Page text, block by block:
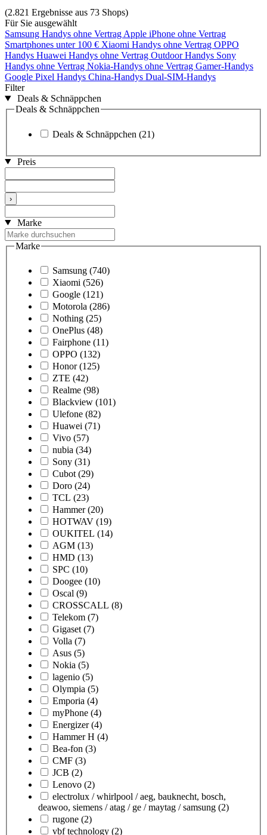
(2.821 Ergebnisse aus 73 Shops)
Für Sie ausgewählt
Samsung Handys ohne Vertrag Apple iPhone ohne Vertrag
Smartphones unter 100 € Xiaomi Handys ohne Vertrag OPPO
Handys Huawei Handys ohne Vertrag Outdoor Handys Sony
Handys ohne Vertrag Nokia-Handys ohne Vertrag Gamer-Handys
Google Pixel Handys China-Handys Dual-SIM-Handys
Filter
Deals & Schnäppchen
Deals & Schnäppchen
Deals & Schnäppchen (21)
Preis
›
Marke
Marke
Samsung (740)
Xiaomi (526)
Google (121)
Motorola (286)
Nothing (25)
OnePlus (48)
Fairphone (11)
OPPO (132)
Honor (125)
ZTE (42)
Realme (98)
Blackview (101)
Ulefone (82)
Huawei (71)
Vivo (57)
nubia (34)
Sony (31)
Cubot (29)
Doro (24)
TCL (23)
Hammer (20)
HOTWAV (19)
OUKITEL (14)
AGM (13)
HMD (13)
SPC (10)
Doogee (10)
Oscal (9)
CROSSCALL (8)
Telekom (7)
Gigaset (7)
Volla (7)
Asus (5)
Nokia (5)
lagenio (5)
Olympia (5)
Emporia (4)
myPhone (4)
Energizer (4)
Hammer H (4)
Bea-fon (3)
CMF (3)
JCB (2)
Lenovo (2)
electrolux / whirlpool / aeg, bauknecht, bosch,
deawoo, siemens / atag / ge / maytag / samsung (2)
rugone (2)
vbf technology (2)